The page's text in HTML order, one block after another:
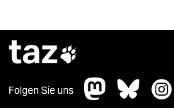
taz
Folgen Sie uns